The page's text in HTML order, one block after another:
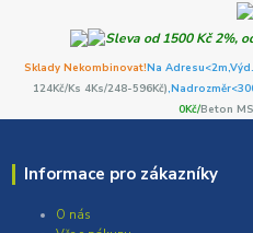
Sklady Nekombinovat!Na Adresu<2m,
124Kč/Ks 4Ks/248-596Kč)
0Kč/Beton
Informace pro zákazníky
O nás